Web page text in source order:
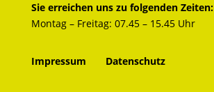
Sie erreichen uns zu folgenden Zeiten:
Montag – Freitag: 07.45 – 15.45 Uhr
Impressum Datenschutz